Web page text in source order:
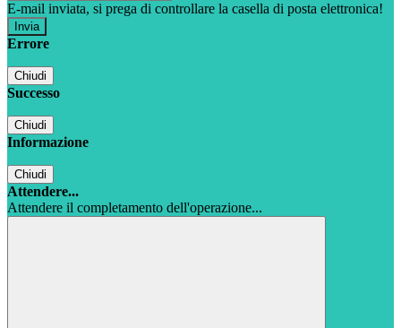
E-mail inviata, si prega di controllare la casella di posta elettronica!
Errore
Chiudi
Successo
Chiudi
Informazione
Chiudi
Attendere...
Attendere il completamento dell'operazione...